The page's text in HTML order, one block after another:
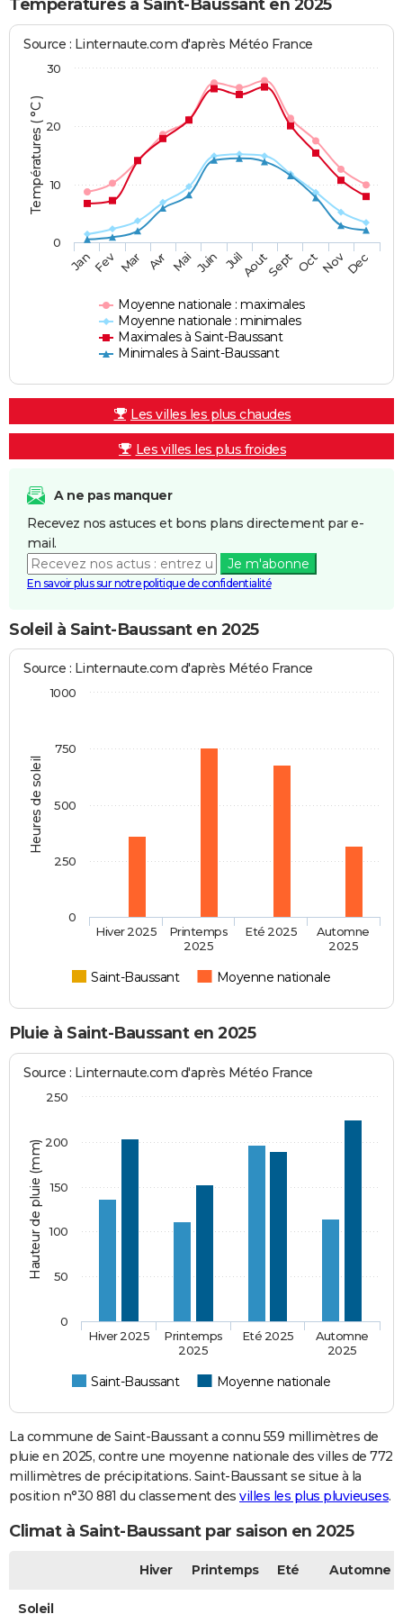
Températures à Saint-Baussant en 2025
Températures ( °C )
Source : Linternaute.com d'après Météo France
Moyenne nationale : maximales
Moyenne nationale : minimales
Maximales à Saint-Baussant
Minimales à Saint-Baussant
JanFev Mar Avr Mai Juin JuilAoutSept OctNovDec
0
10
20
30
Les villes les plus chaudes
Les villes les plus froides
A ne pas manquer
Recevez nos astuces et bons plans directement par e-
mail.
Je m'abonne
En savoir plus sur notre politique de confidentialité
Soleil à Saint-Baussant en 2025
Heures de soleil
Source : Linternaute.com d'après Météo France
Saint-Baussant Moyenne nationale
Hiver 2025
Printemps
2025
Eté 2025
Automne
2025
0
250
500
750
1000
Pluie à Saint-Baussant en 2025
Hauteur de pluie (mm)
Source : Linternaute.com d'après Météo France
Saint-Baussant Moyenne nationale
Hiver 2025
Printemps
2025
Eté 2025
Automne
2025
0
50
100
150
200
250
La commune de Saint-Baussant a connu 559 millimètres de
pluie en 2025, contre une moyenne nationale des villes de 772
millimètres de précipitations. Saint-Baussant se situe à la
position n°30 881 du classement des villes les plus pluvieuses.
Climat à Saint-Baussant par saison en 2025
Hiver Printemps Eté Automne
Soleil